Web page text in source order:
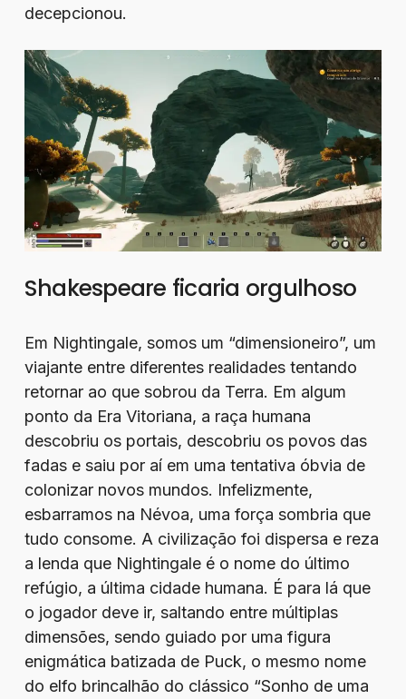
decepcionou.
Shakespeare ficaria orgulhoso
Em Nightingale, somos um “dimensioneiro”, um
viajante entre diferentes realidades tentando
retornar ao que sobrou da Terra. Em algum
ponto da Era Vitoriana, a raça humana
descobriu os portais, descobriu os povos das
fadas e saiu por aí em uma tentativa óbvia de
colonizar novos mundos. Infelizmente,
esbarramos na Névoa, uma força sombria que
tudo consome. A civilização foi dispersa e reza
a lenda que Nightingale é o nome do último
refúgio, a última cidade humana. É para lá que
o jogador deve ir, saltando entre múltiplas
dimensões, sendo guiado por uma figura
enigmática batizada de Puck, o mesmo nome
do elfo brincalhão do clássico “Sonho de uma